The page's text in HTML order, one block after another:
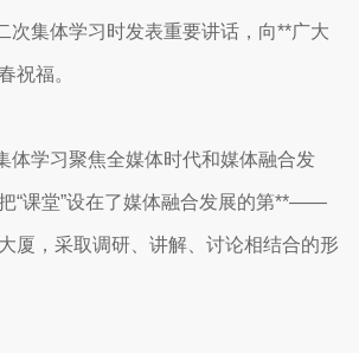
次集体学习时发表重要讲话，向**广大
祝福。
体学习聚焦全媒体时代和媒体融合发
“课堂”设在了媒体融合发展的第**——
厦，采取调研、讲解、讨论相结合的形